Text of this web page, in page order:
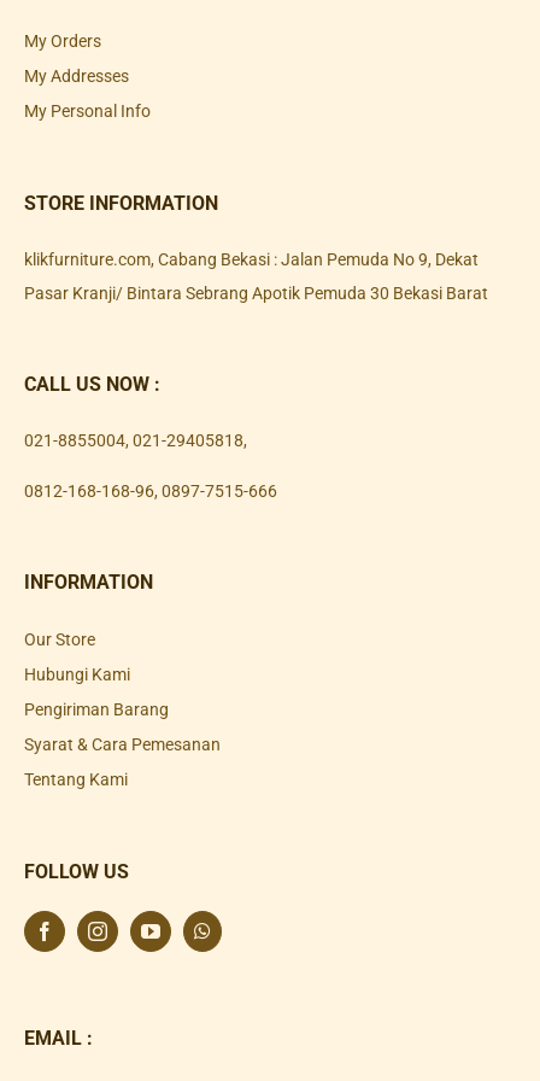
My Orders
My Addresses
My Personal Info
STORE INFORMATION
klikfurniture.com, Cabang Bekasi : Jalan Pemuda No 9, Dekat
Pasar Kranji/ Bintara Sebrang Apotik Pemuda 30 Bekasi Barat
CALL US NOW :
021-8855004, 021-29405818,
0812-168-168-96, 0897-7515-666
INFORMATION
Our Store
Hubungi Kami
Pengiriman Barang
Syarat & Cara Pemesanan
Tentang Kami
FOLLOW US
EMAIL :